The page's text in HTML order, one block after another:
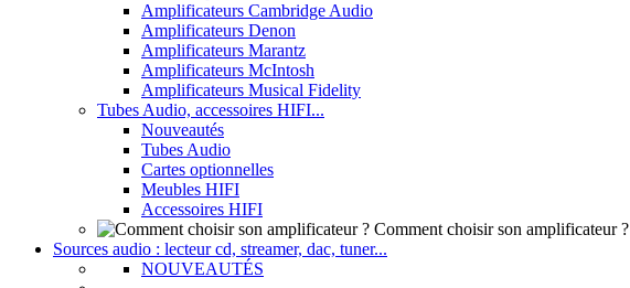
Amplificateurs Cambridge Audio
Amplificateurs Denon
Amplificateurs Marantz
Amplificateurs McIntosh
Amplificateurs Musical Fidelity
Tubes Audio, accessoires HIFI...
Nouveautés
Tubes Audio
Cartes optionnelles
Meubles HIFI
Accessoires HIFI
Comment choisir son amplificateur ?
Sources audio : lecteur cd, streamer, dac, tuner...
NOUVEAUTÉS